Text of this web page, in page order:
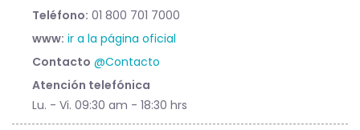
Teléfono: 01 800 701 7000
www: ir a la página oficial
Contacto @Contacto
Atención telefónica
Lu. - Vi. 09:30 am - 18:30 hrs